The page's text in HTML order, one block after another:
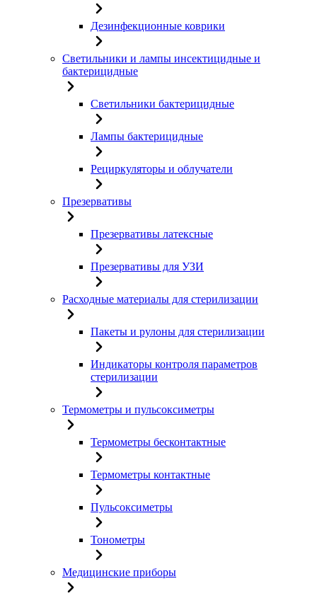
Дезинфекционные коврики
Светильники и лампы инсектицидные и
бактерицидные
Светильники бактерицидные
Лампы бактерицидные
Рециркуляторы и облучатели
Презервативы
Презервативы латексные
Презервативы для УЗИ
Расходные материалы для стерилизации
Пакеты и рулоны для стерилизации
Индикаторы контроля параметров
стерилизации
Термометры и пульсоксиметры
Термометры бесконтактные
Термометры контактные
Пульсоксиметры
Тонометры
Медицинские приборы